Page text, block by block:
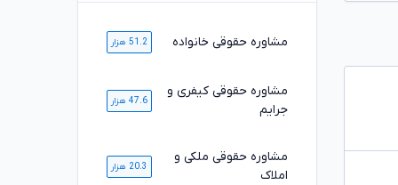
مشاوره حقوقی خانواده 51.2 هزار
مشاوره حقوقی کیفری و
جرایم
47.6 هزار
مشاوره حقوقی ملکی و
املاک
20.3 هزار